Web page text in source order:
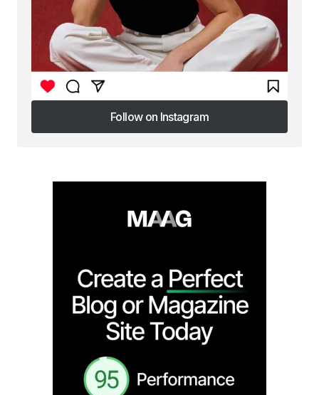
Follow on Instagram
Follow on Instagram